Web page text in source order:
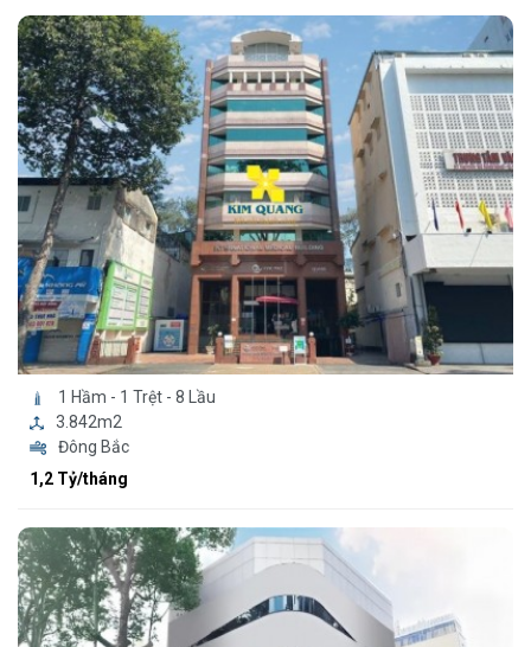
1 Hầm - 1 Trệt - 8 Lầu
3.842m2
Đông Bắc
1,2 Tỷ/tháng